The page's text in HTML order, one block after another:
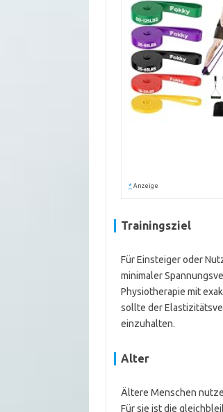
* Anzeige
Trainingsziel
Für Einsteiger oder
minimaler
Physiotherapie mit
sollte der
einzuhalten.
Alter
Ältere Menschen
Für sie ist die